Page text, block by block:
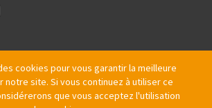
cookies pour vous garantir la meilleure
notre site. Si vous continuez à utiliser ce
que vous acceptez l'utilisation